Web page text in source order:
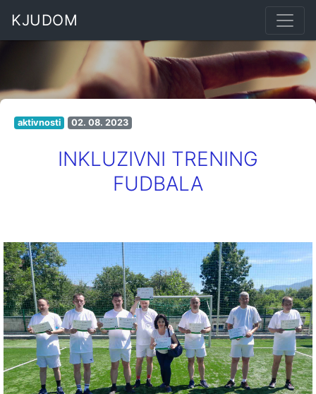
KJUDOM
aktivnosti 02. 08. 2023
INKLUZIVNI TRENING
FUDBALA